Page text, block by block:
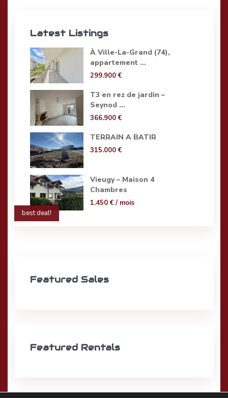
Latest Listings
À Ville-La-Grand (74),
appartement ...
299.900 €
T3 en rez de jardin –
Seynod ...
366.900 €
TERRAIN A BATIR
315.000 €
Vieugy – Maison 4
Chambres
1.450 €/ mois
best deal!
Featured Sales
Featured Rentals